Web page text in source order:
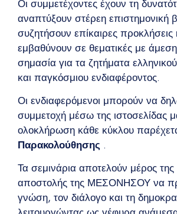
Οι συμμετέχοντες έχουν τη
αναπτύξουν στέρεη επιστημονική
συζητήσουν επίκαιρες προκλήσεις
εμβαθύνουν σε θεματικές με
σημασία για τα ζητήματα
και παγκόσμιου ενδιαφέροντος.
Οι ενδιαφερόμενοι μπορούν να
συμμετοχή μέσω της ιστοσελίδας
ολοκλήρωση κάθε κύκλου
Παρακολούθησης .
Τα σεμινάρια αποτελούν μέρος
αποστολής της ΜΕΣΟΝΗΣΟΥ να
γνώση, τον διάλογο και τη